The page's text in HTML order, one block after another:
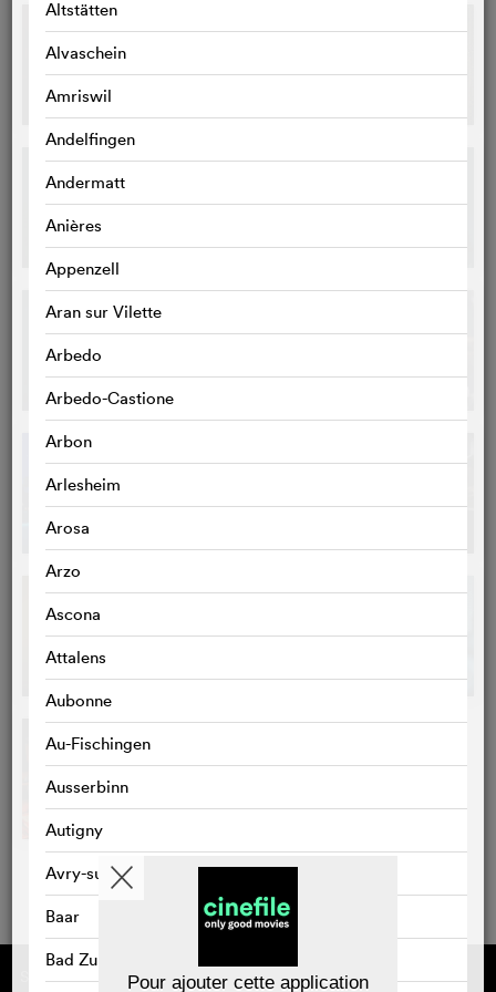
Altstätten
Alvaschein
Amriswil
Andelfingen
Andermatt
Anières
Appenzell
Aran sur Vilette
Arbedo
Arbedo-Castione
Arbon
Arlesheim
Arosa
Arzo
Ascona
Attalens
Aubonne
Au-Fischingen
Ausserbinn
Autigny
Avry-sur-Matran
Baar
Bad Zurzach
Sponsorisé par
À propos de cinefile
Pour ajouter cette application